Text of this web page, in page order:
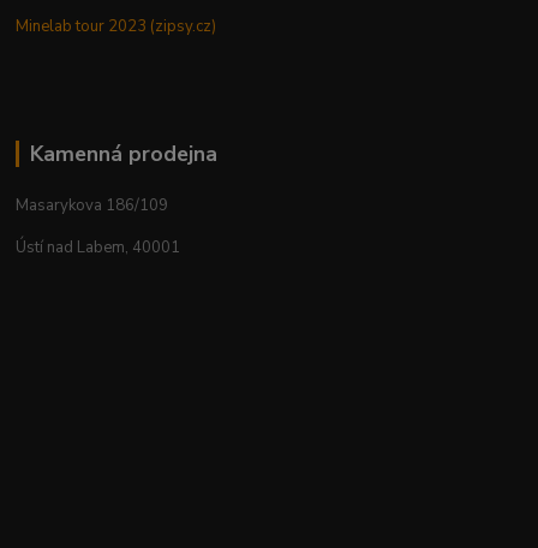
Minelab tour 2023 (zipsy.cz)
Kamenná prodejna
Masarykova 186/109
Ústí nad Labem, 40001